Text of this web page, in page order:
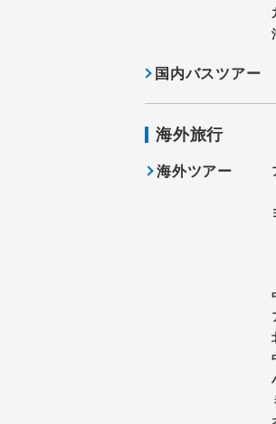
国内バスツアー
海外旅行
海外ツアー